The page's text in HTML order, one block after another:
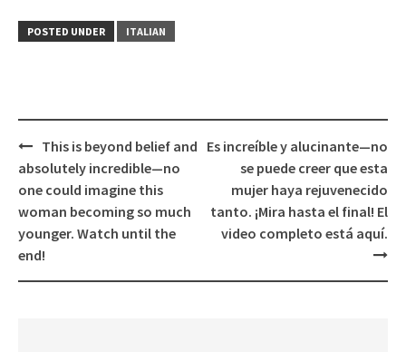
POSTED UNDER ITALIAN
Post
navigation
This is beyond belief and
absolutely incredible—no
one could imagine this
woman becoming so much
younger. Watch until the
end!
Es increíble y alucinante—no
se puede creer que esta
mujer haya rejuvenecido
tanto. ¡Mira hasta el final! El
video completo está aquí.